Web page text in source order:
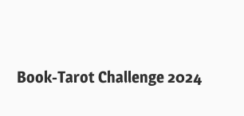
Book-Tarot Challenge 2024